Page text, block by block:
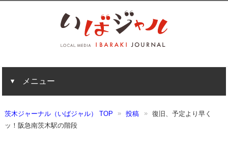
メニュー
茨木ジャーナル（いばジャル） TOP 投稿
復旧、予定より早く
ッ！阪急南茨木駅の階段